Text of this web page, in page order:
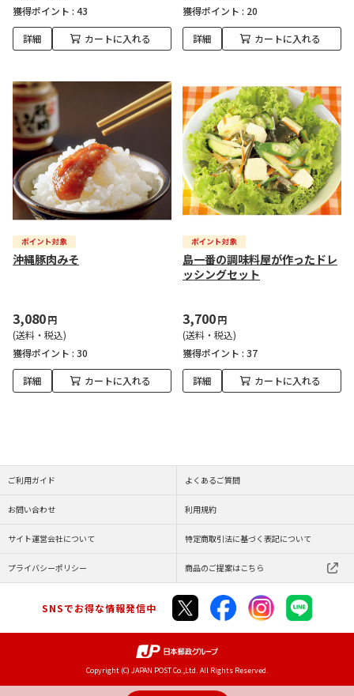
獲得ポイント : 43
詳細 カートに入れる
獲得ポイント : 20
詳細 カートに入れる
沖縄豚肉みそ
3,080円
(送料・税込)
獲得ポイント : 30
詳細 カートに入れる
島一番の調味料屋が作ったドレ
ッシングセット
3,700円
(送料・税込)
獲得ポイント : 37
詳細 カートに入れる
ご利用ガイド よくあるご質問
お問い合わせ 利用規約
サイト運営会社について 特定商取引法に基づく表記について
プライバシーポリシー 商品のご提案はこちら
SNSでお得な情報発信中
Copyright (C) JAPAN POST Co.,Ltd. All Rights Reserved.